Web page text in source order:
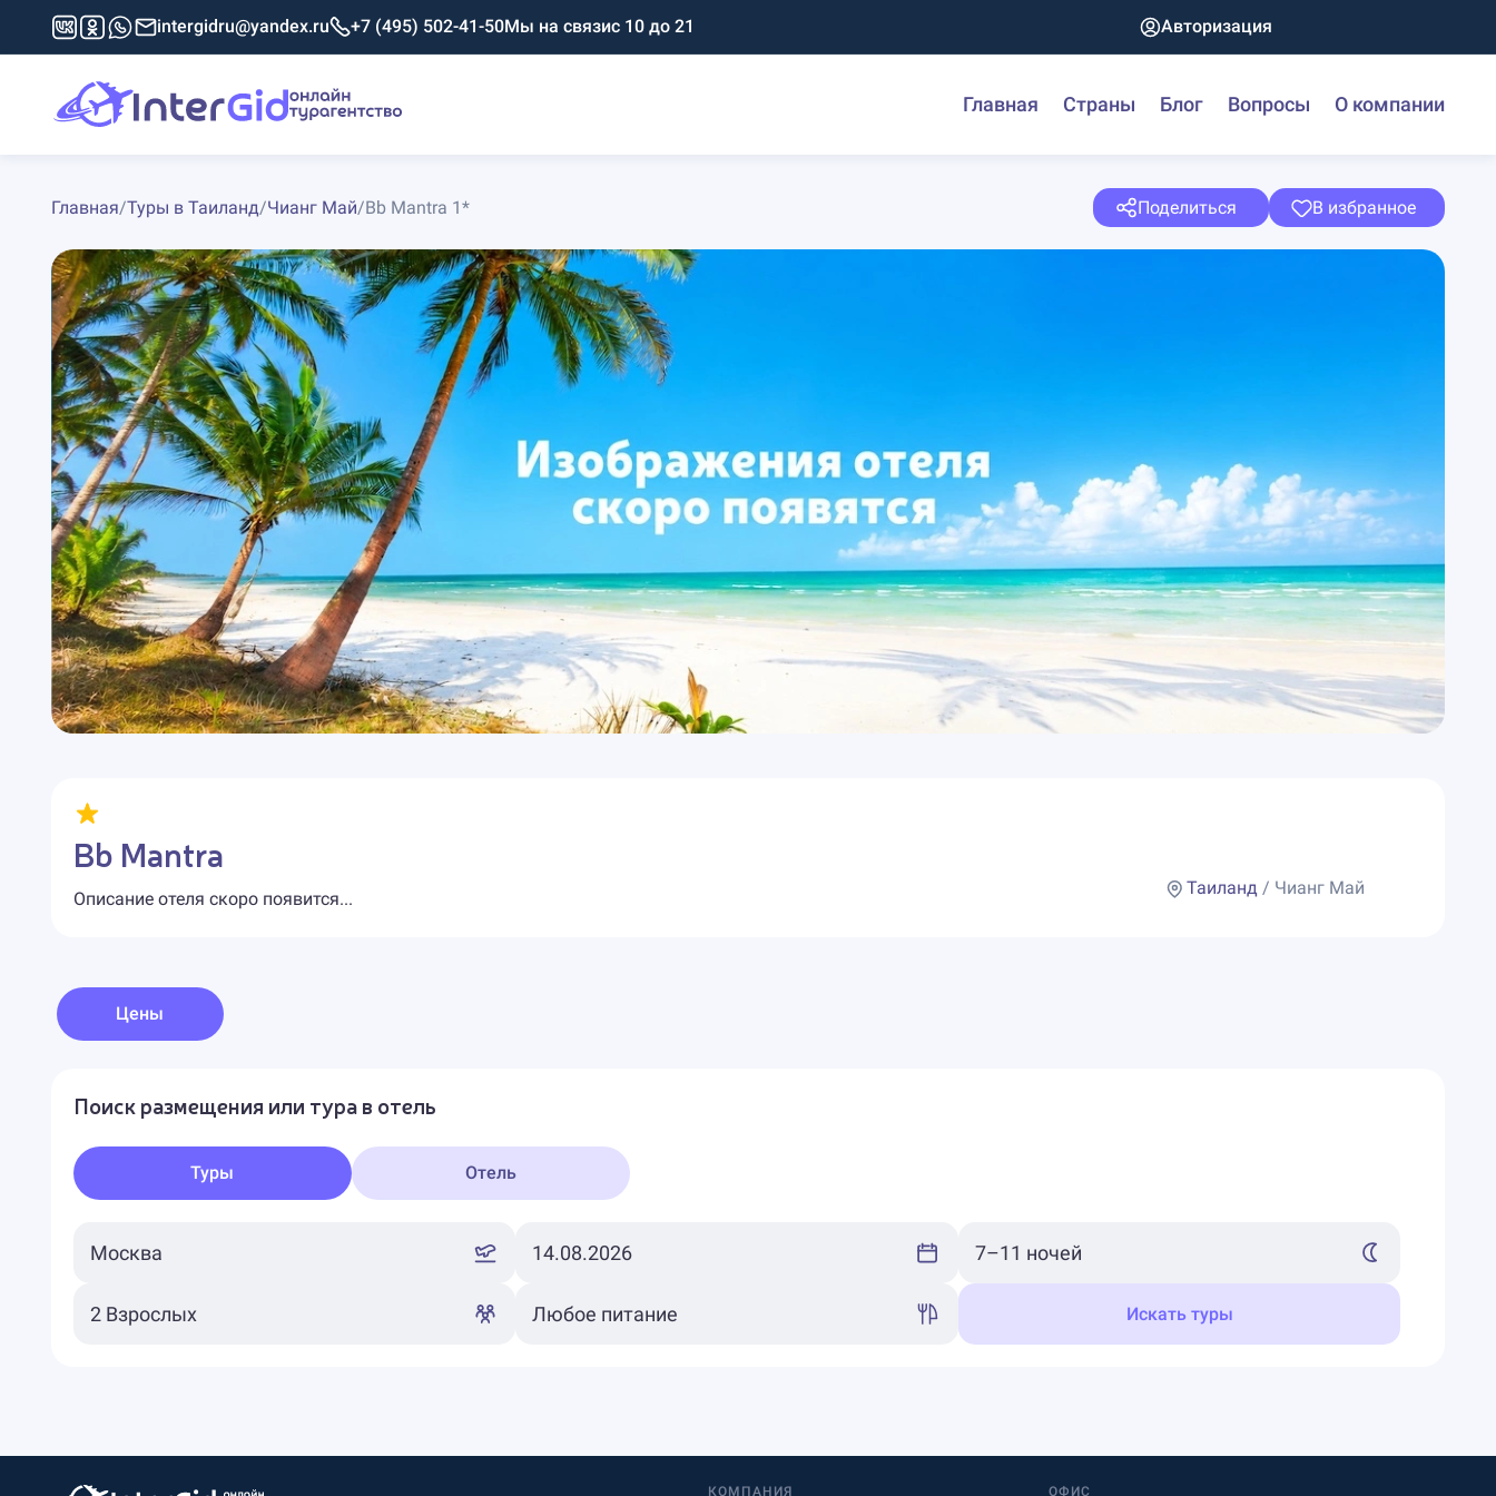
intergidru@yandex.ru +7 (495) 502-41-50Мы на связис 10 до 21 Авторизация
Главная Страны Блог Вопросы О компании
Главная/Туры в Таиланд/Чианг Май/Bb Mantra 1* Поделиться В избранное
Bb Mantra
Описание отеля скоро появится...
Таиланд/ Чианг Май
Цены
Поиск размещения или тура в отель
Туры Отель
Искать туры
КОМПАНИЯ ОФИС